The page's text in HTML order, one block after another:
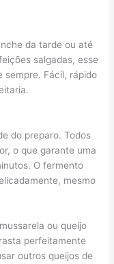
da tarde ou até
salgadas, esse
sempre. Fácil, rápido
do preparo. Todos
o que garante uma
O fermento
mesmo
ou queijo
perfeitamente
outros queijos de